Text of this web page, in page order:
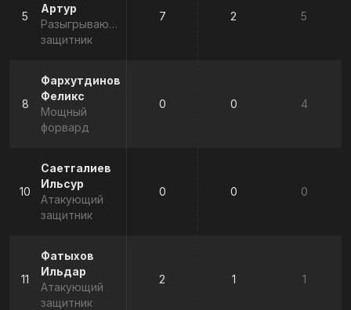
5
Артур
Разыгрывающий
защитник
7 2 5
8
Фархутдинов
Феликс
Мощный
форвард
0 0 4
10
Саетгалиев
Ильсур
Атакующий
защитник
0 0 0
11
Фатыхов
Ильдар
Атакующий
защитник
2 1 1